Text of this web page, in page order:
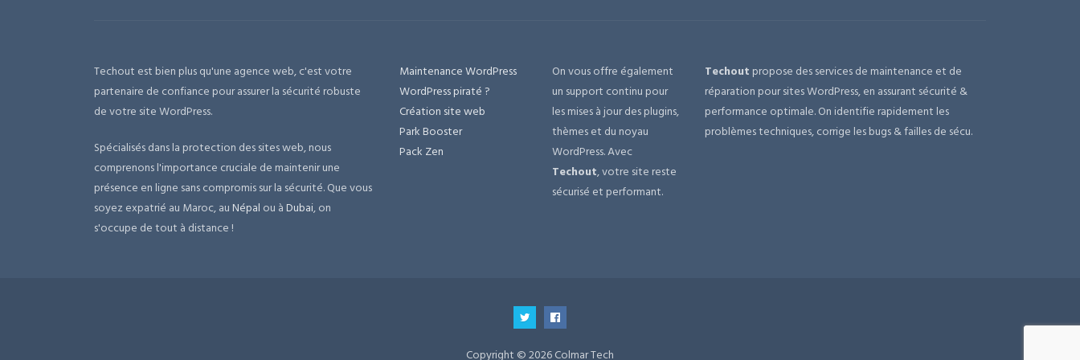
Techout est bien plus qu'une agence web, c'est votre
partenaire de confiance pour assurer la sécurité robuste
de votre site WordPress.
Spécialisés dans la protection des sites web, nous
comprenons l'importance cruciale de maintenir une
présence en ligne sans compromis sur la sécurité. Que vous
soyez expatrié au Maroc, auNépal ou àDubai, on
s'occupe de tout à distance !
Maintenance WordPress
WordPress piraté ?
Création site web
Park Booster
Pack Zen
On vous offre également
un support continu pour
les mises à jour des plugins,
thèmes et du noyau
WordPress. Avec
Techout, votre site reste
sécurisé et performant.
Techout propose des services de maintenance et de
réparation pour sites WordPress, en assurant sécurité &
performance optimale. On identifie rapidement les
problèmes techniques, corrige les bugs & failles de sécu.
Copyright © 2026 Colmar Tech